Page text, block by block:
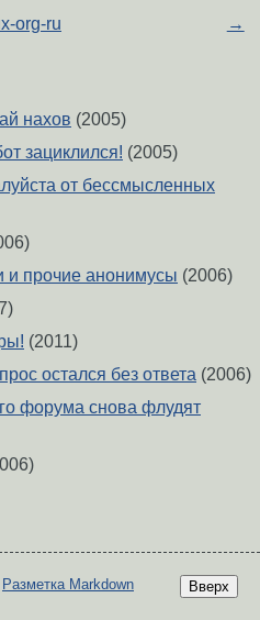
org-ru →
нахов (2005)
зациклился! (2005)
от бессмысленных
и прочие анонимусы (2006)
(2011)
остался без ответа (2006)
форума снова флудят
Вверх
Разметка Markdown